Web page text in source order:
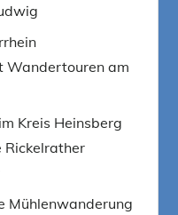
Wandertouren am
Kreis Heinsberg
Rickelrather
Mühlenwanderung